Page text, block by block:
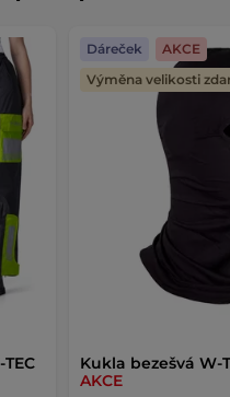
Kukla bezešvá W-
AKCE
Dáreček
AKCE
Výměna velikosti